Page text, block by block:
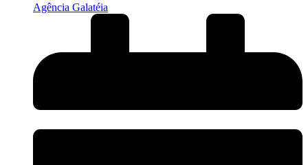
Agência Galatéia